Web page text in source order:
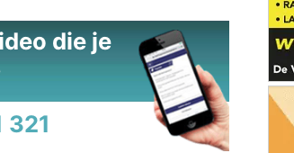
die je
321